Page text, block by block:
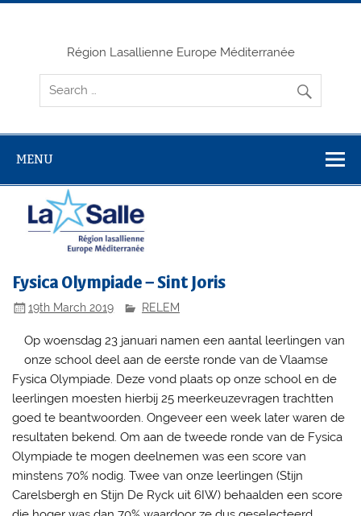
Skip
Région Lasallienne Europe Méditerranée
MENU
Fysica Olympiade – Sint Joris
19th March 2019 RELEM
Op woensdag 23 januari namen een aantal leerlingen van
onze school deel aan de eerste ronde van de Vlaamse
Fysica Olympiade. Deze vond plaats op onze school en de
leerlingen moesten hierbij 25 meerkeuzevragen trachtten
goed te beantwoorden. Ongeveer een week later waren de
resultaten bekend. Om aan de tweede ronde van de Fysica
Olympiade te mogen deelnemen was een score van
minstens 70% nodig. Twee van onze leerlingen (Stijn
Carelsbergh en Stijn De Ryck uit 6IW) behaalden een score